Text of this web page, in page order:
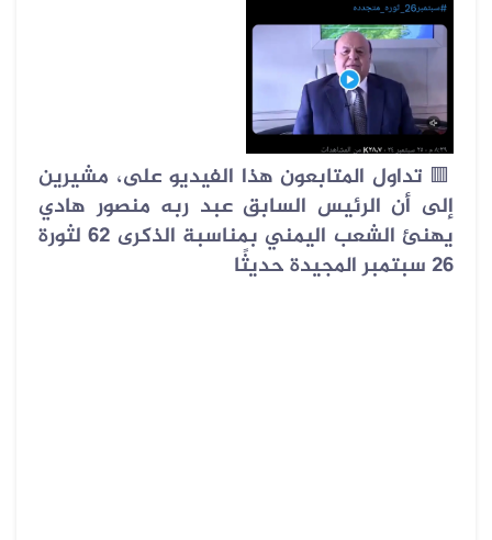
🟥 تداول المتابعون هذا الفيديو على، مشيرين
إلى أن الرئيس السابق عبد ربه منصور هادي
يهنئ الشعب اليمني بمناسبة الذكرى 62 لثورة
26 سبتمبر المجيدة حديثًا